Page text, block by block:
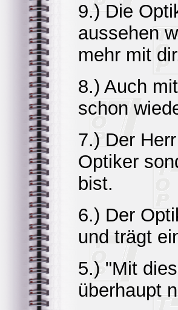
9.) Die
aussehen
mehr mit
8.) Auch
schon
7.) Der
Optiker
bist.
6.) Der
und trägt
5.) "Mit
überhaupt